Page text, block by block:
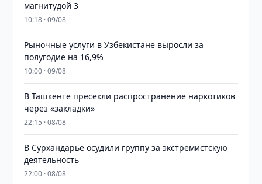
магнитудой 3
10:18 · 09/08
Рыночные услуги в Узбекистане выросли за
полугодие на 16,9%
10:00 · 09/08
В Ташкенте пресекли распространение наркотиков
через «закладки»
22:15 · 08/08
В Сурхандарье осудили группу за экстремистскую
деятельность
22:00 · 08/08